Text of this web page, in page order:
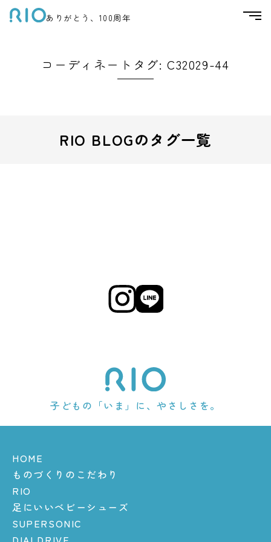
ありがとう、100周年
コーディネートタグ:C32029-44
RIO BLOGのタグ一覧
子どもの「いま」に、やさしさを。
HOME
ものづくりのこだわり
RIO
足にいいベビーシューズ
SUPERSONIC